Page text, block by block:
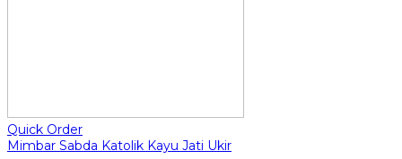
Quick Order
Mimbar Sabda Katolik Kayu Jati Ukir